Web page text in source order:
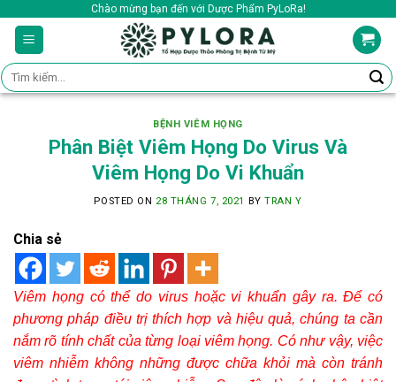
content
Chào mừng bạn đến với Dược Phẩm PyLoRa!
Tìm
kiếm:
BỆNH VIÊM HỌNG
Phân Biệt Viêm Họng Do Virus Và
Viêm Họng Do Vi Khuẩn
POSTED ON 28 THÁNG 7, 2021 BYTRAN Y
Chia sẻ
Viêm họng có thể do virus hoặc vi khuẩn gây ra. Để có
phương pháp điều trị thích hợp và hiệu quả, chúng ta cần
nắm rõ tính chất của từng loại viêm họng. Có như vậy, việc
viêm nhiễm không những được chữa khỏi mà còn tránh